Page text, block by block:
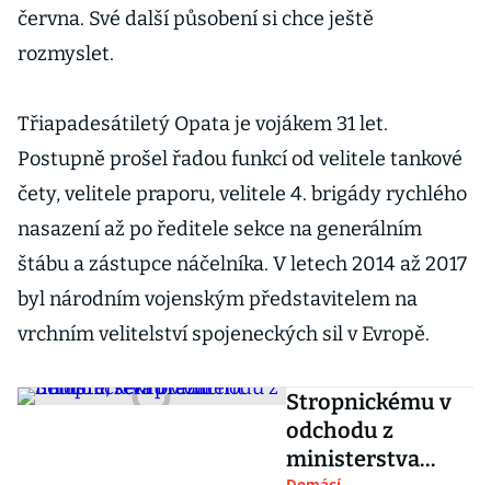
června. Své další působení si chce ještě
rozmyslet.
Třiapadesátiletý Opata je vojákem 31 let.
Postupně prošel řadou funkcí od velitele tankové
čety, velitele praporu, velitele 4. brigády rychlého
nasazení až po ředitele sekce na generálním
štábu a zástupce náčelníka. V letech 2014 až 2017
byl národním vojenským představitelem na
vrchním velitelství spojeneckých sil v Evropě.
Stropnickému v
odchodu z
ministerstva